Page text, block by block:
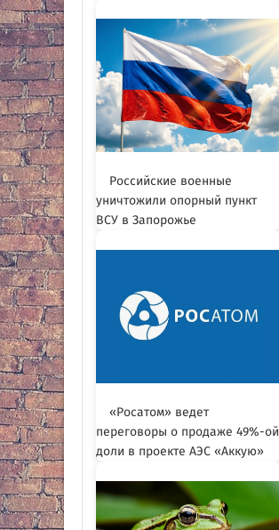
Российские военные
уничтожили опорный пункт
ВСУ в Запорожье
«Росатом» ведет
переговоры о продаже 49%-ой
доли в проекте АЭС «Аккую»